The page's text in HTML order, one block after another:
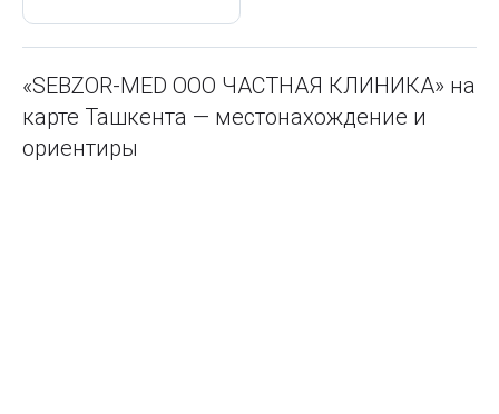
«SEBZOR-MED ООО ЧАСТНАЯ КЛИНИКА» на
карте Ташкента — местонахождение и
ориентиры